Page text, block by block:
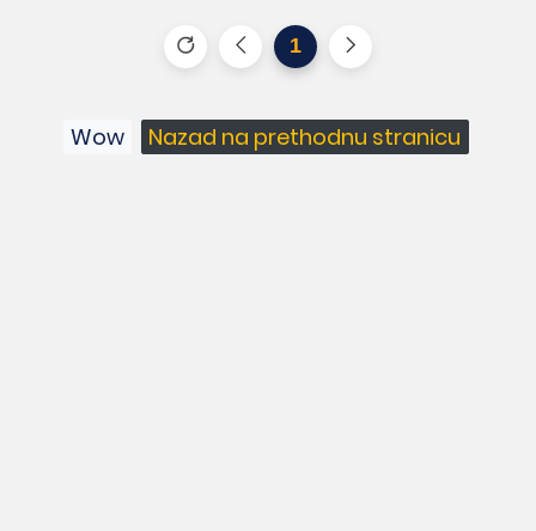
1
Wow Nazad na prethodnu stranicu